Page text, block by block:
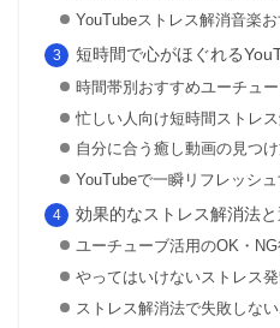
YouTubeストレス解消音楽
短時間で心がほぐれる
時間帯別おすすめユーチュ
忙しい人向け短時間ストレ
自分に合う癒し動画の見つ
YouTubeで一瞬リフレッシ
効果的なストレス解消法
ユーチューブ活用のOK・
やってはいけないストレス
ストレス解消法で失敗しな